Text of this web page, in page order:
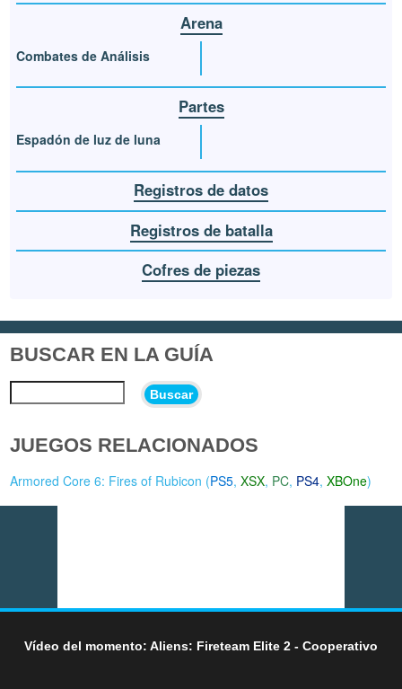
Arena
Combates de Análisis
Partes
Espadón de luz de luna
Registros de datos
Registros de batalla
Cofres de piezas
BUSCAR EN LA GUÍA
Buscar
JUEGOS RELACIONADOS
Armored Core 6: Fires of Rubicon (PS5,XSX, PC, PS4,XBOne)
Vídeo del momento: Aliens: Fireteam Elite 2 - Cooperativo